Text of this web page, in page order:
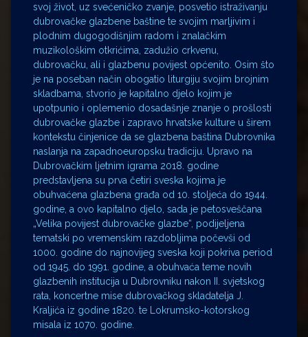
svoj život, uz svećeničko zvanje, posvetio istraživanju
dubrovačke glazbene baštine te svojim marljivim i
plodnim dugogodišnjim radom i znalačkim
muzikološkim otkrićima, zadužio crkvenu,
dubrovačku, ali i glazbenu povijest općenito. Osim što
je na poseban način obogatio liturgiju svojim brojnim
skladbama, stvorio je kapitalno djelo kojim je
upotpunio i oplemenio dosadašnje znanje o prošlosti
dubrovačke glazbe i zapravo hrvatske kulture u širem
kontekstu činjenice da se glazbena baština Dubrovnika
naslanja na zapadnoeuropsku tradiciju. Upravo na
Dubrovačkim ljetnim igrama 2018. godine
predstavljena su prva četiri sveska kojima je
obuhvaćena glazbena građa od 10. stoljeća do 1944.
godine, a ovo kapitalno djelo, sada je petosveščana
„Velika povijest dubrovačke glazbe“, podijeljena
tematski po vremenskim razdobljima počevši od
1000. godine do najnovijeg sveska koji pokriva period
od 1945. do 1991. godine, a obuhvaća teme novih
glazbenih institucija u Dubrovniku nakon II. svjetskog
rata, koncertne mise dubrovačkog skladatelja J.
Kraljića iz godine 1820. te Lokrumsko-kotorskog
misala iz 1070. godine.